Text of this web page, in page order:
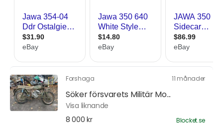
Forshaga 11 månader
Söker försvarets Militär Mo...
Visa liknande
8 000 kr
Blocket.se